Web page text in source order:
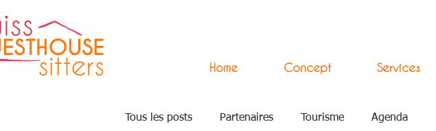
Home Concept Services
Tous les posts Partenaires Tourisme Agenda